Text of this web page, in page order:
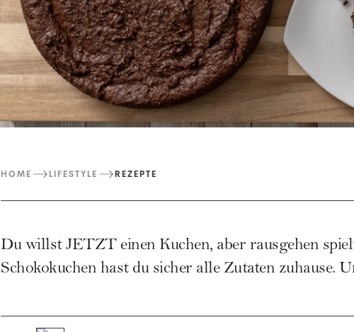
HOME LIFESTYLE REZEPTE
Du willst JETZT einen Kuchen, aber rausgehen
Schokokuchen hast du sicher alle Zutaten zuhause.